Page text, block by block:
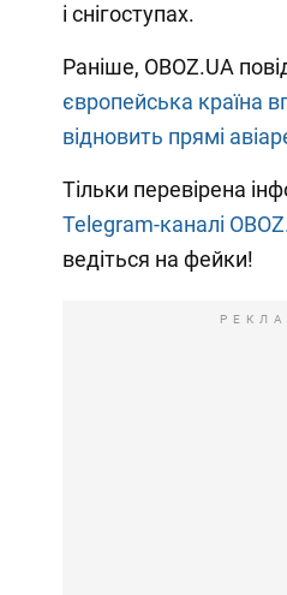
і снігоступах.
Раніше, OBOZ.UA
європейська країна
відновить прямі
Тільки перевірена
Telegram-каналі
ведіться на фейки!